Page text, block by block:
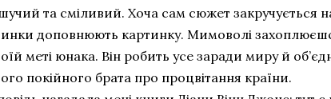
та сміливий. Хоча сам сюжет закручується
доповнюють картинку. Мимоволі
меті юнака. Він робить усе заради миру й
покійного брата про процвітання країни.